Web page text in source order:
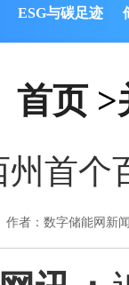
ESG与碳足迹
首页 >
首个
作者：数字储能网新